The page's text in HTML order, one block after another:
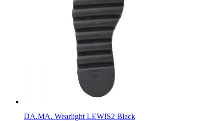
DA.MA. Wearlight LEWIS2 Black